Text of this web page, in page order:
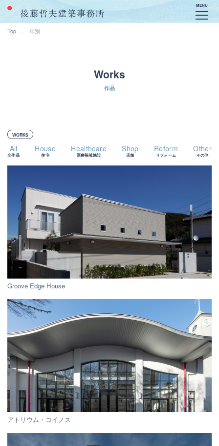
MENU
Top 年別
Works
作品
WORKS
All
全作品
House
住宅
Healthcare
医療福祉施設
Shop
店舗
Reform
リフォーム
Other
その他
Groove Edge House
アトリウム・コイノス